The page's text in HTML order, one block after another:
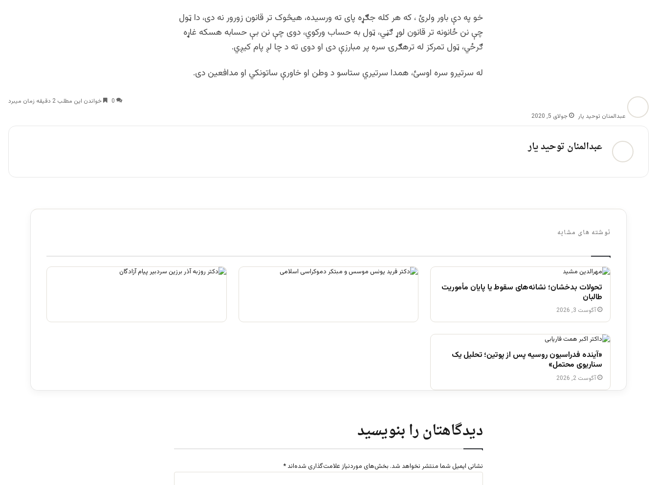
خو په دې باور ولرئ ، که هر کله جګړه پای ته ورسیده، هیڅوک تر قانون زورور نه دی، دا ټول
چې نن ځانونه تر قانون لوړ ګڼي، ټول به حساب ورکوي، دوی چې نن بې حسابه هسکه غاړه
ګرځي، ټول تمرکز له ترهګرۍ سره پر مبارزې دی او دوی ته د چا لږ پام کیږي.
له سرتیرو سره اوسئ، همدا سرتیري ستاسو د وطن او خاورې ساتونکي او مدافعین دی.
عبدالمنان توحید یار جولای 5, 2020
0 خواندن این مطلب 2 دقیقه زمان میبرد
عبدالمنان توحید یار
نوشته های مشابه
تحولات بدخشان؛ نشانه‌های سقوط یا پایان مأموریت
طالبان
آگوست 3, 2026
«آینده فدراسیون روسیه پس از پوتین؛ تحلیل یک
سناریوی محتمل»
آگوست 2, 2026
دیدگاهتان را بنویسید
نشانی ایمیل شما منتشر نخواهد شد. بخش‌های موردنیاز علامت‌گذاری شده‌اند *